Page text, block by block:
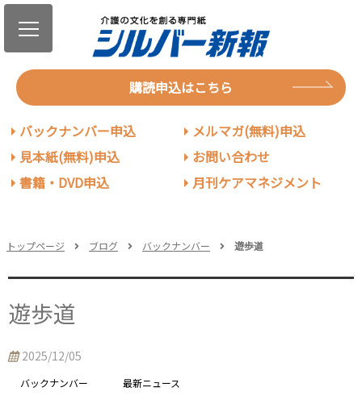
購読申込はこちら
バックナンバー申込
見本紙(無料)申込
書籍・DVD申込
メルマガ(無料)申込
お問い合わせ
月刊ケアマネジメント
トップページ ブログ バックナンバー 遊歩道
遊歩道
2025/12/05
バックナンバー 最新ニュース